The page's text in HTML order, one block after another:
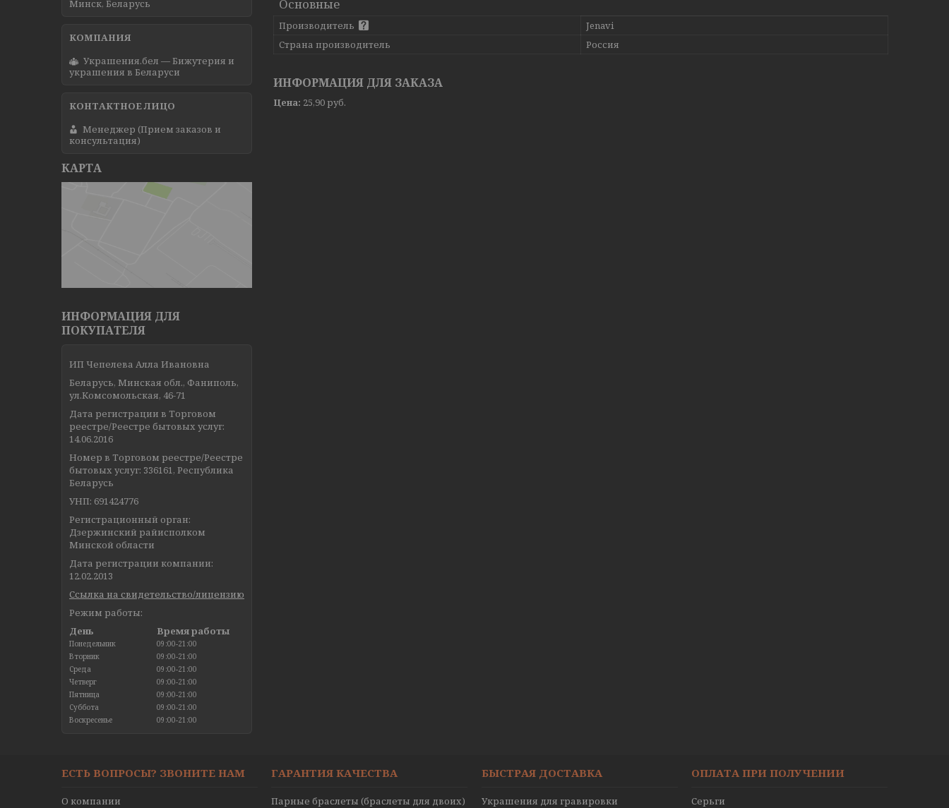
Основные
Производитель
Jenavi
Страна производитель
Россия
ИНФОРМАЦИЯ ДЛЯ ЗАКАЗА
Цена: 25,90 руб.
Минск, Беларусь
Украшения.бел — Бижутерия и
украшения в Беларуси
Менеджер (Прием заказов и
консультация)
КАРТА
ИНФОРМАЦИЯ ДЛЯ
ПОКУПАТЕЛЯ
ИП Чепелева Алла Ивановна
Беларусь, Минская обл., Фаниполь,
ул.Комсомольская, 46-71
Дата регистрации в Торговом
реестре/Реестре бытовых услуг:
14.06.2016
Номер в Торговом реестре/Реестре
бытовых услуг: 336161, Республика
Беларусь
УНП: 691424776
Регистрационный орган:
Дзержинский райисполком
Минской области
Дата регистрации компании:
12.02.2013
Ссылка на свидетельство/лицензию
Режим работы:
День
Время работы
Понедельник
09:00-21:00
Вторник
09:00-21:00
Среда
09:00-21:00
Четверг
09:00-21:00
Пятница
09:00-21:00
Суббота
09:00-21:00
Воскресенье
09:00-21:00
ЕСТЬ ВОПРОСЫ? ЗВОНИТЕ НАМ
О компании
ГАРАНТИЯ КАЧЕСТВА
Парные браслеты (браслеты для двоих)
БЫСТРАЯ ДОСТАВКА
Украшения для гравировки
ОПЛАТА ПРИ ПОЛУЧЕНИИ
Серьги